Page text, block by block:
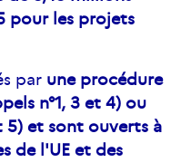
pour les projets
par une procédure
n°1, 3 et 4) ou
5) et sont ouverts à
de l'UE et des